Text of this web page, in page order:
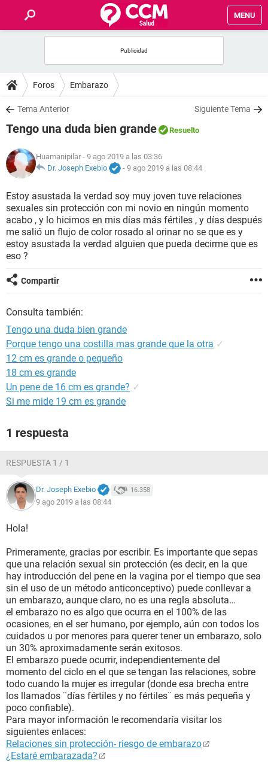
MENU
FOROS
SALUD
FAMILIA
NUTRICIÓN
BIENESTAR
SEXUALIDAD
GLOSARIO
Foros Embarazo
Tema Anterior Siguiente Tema
Tengo una duda bien grande Resuelto
Huamanipilar - 9 ago 2019 a las 03:36
Dr. Joseph Exebio
- 9 ago 2019 a las 08:44
Estoy asustada la verdad soy muy joven tuve relaciones
sexuales sin protección con mi novio en ningún momento
acabo , y lo hicimos en mis días más fértiles , y días después
me salió un flujo de color rosado al orinar no se que es y
estoy asustada la verdad alguien que pueda decirme que es
eso ?
Compartir
Consulta también:
Tengo una duda bien grande
Porque tengo una costilla mas grande que la otra ✓
12 cm es grande o pequeño
18 cm es grande
Un pene de 16 cm es grande? ✓
Si me mide 19 cm es grande
1 respuesta
RESPUESTA 1 / 1
Dr. Joseph Exebio 16.358
9 ago 2019 a las 08:44
Hola!
Primeramente, gracias por escribir. Es importante que sepas
que una relación sexual sin protección (es decir, en la que
hay introducción del pene en la vagina por el tiempo que sea
sin el uso de un método anticonceptivo) puede conllevar a
un embarazo, aunque claro, no es una regla absoluta…
el embarazo no es algo que ocurra en el 100% de las
ocasiones, en el ser humano, por ejemplo, aún con todos los
cuidados u por menores para querer tener un embarazo, solo
un 30% aproximadamente serán exitosos.
El embarazo puede ocurrir, independientemente del
momento del ciclo en el que se tengan las relaciones, sobre
todo cuando la mujer es irregular (donde esa brecha entre
los llamados ¨días fértiles y no fértiles¨ es más pequeña y
poco confiable).
Para mayor información le recomendaría visitar los
siguientes enlaces:
Relaciones sin protección- riesgo de embarazo
¿Estaré embarazada?